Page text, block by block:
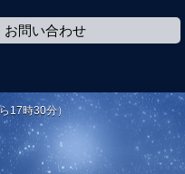
お問い合わせ
17時30分）